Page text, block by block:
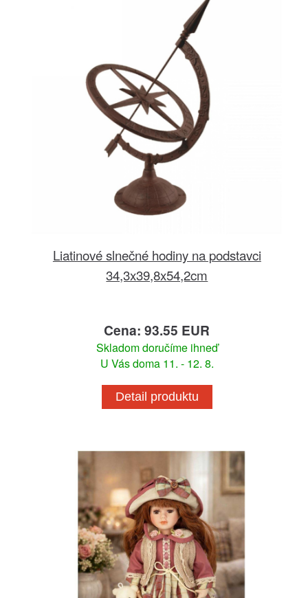
Liatinové slnečné hodiny na podstavci
34,3x39,8x54,2cm
Cena: 93.55 EUR
Skladom doručíme ihneď
U Vás doma 11. - 12. 8.
Detail produktu